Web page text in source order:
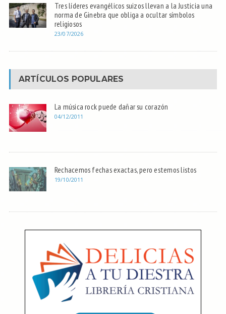
Tres líderes evangélicos suizos llevan a la Justicia una
norma de Ginebra que obliga a ocultar símbolos
religiosos
23/07/2026
ARTÍCULOS POPULARES
La música rock puede dañar su corazón
04/12/2011
Rechacemos fechas exactas, pero estemos listos
19/10/2011